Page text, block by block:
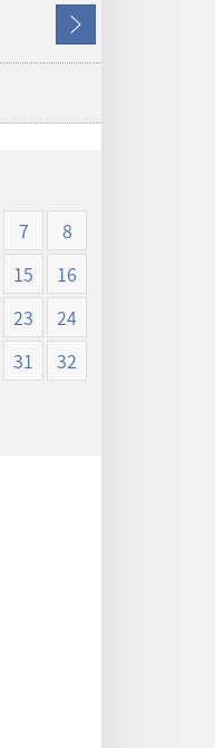
次
へ
7
8
15
16
23
24
31
32